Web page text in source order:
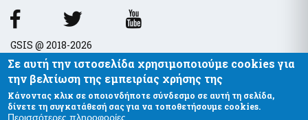
Εξυπηρέτησης Πολιτών (ΚΕΠ)
Πολιτών (ΚΕΠ)
myEFKALive - Εξυπηρέτηση με τηλεδιάσκεψη από τον e-ΕΦΚΑ
Πλατφόρμα Φυσικού Ραντεβού ΔΥΠΑ
myDIMOSlive – Eξυπηρέτηση με τηλεδιάσκεψη από τον Δήμο
σας
GSIS @ 2018-2026
Σε αυτή την ιστοσελίδα χρησιμοποιούμε cookies για
την βελτίωση της εμπειρίας χρήσης της
Κάνοντας κλικ σε οποιονδήποτε σύνδεσμο σε αυτή τη σελίδα,
δίνετε τη συγκατάθεσή σας για να τοποθετήσουμε cookies.
Περισσότερες πληροφορίες